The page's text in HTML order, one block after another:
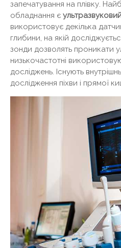
запечатування на плівку.
обладнання є
використовує декілька
глибини, на якій
зонди дозволять проникати
низькочастотні
досліджень. Існують
дослідження піхви і прямої